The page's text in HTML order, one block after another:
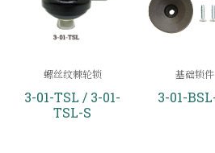
螺丝纹棘轮锁
3-01-TSL / 3-01-
TSL-S
基础锁件
3-01-